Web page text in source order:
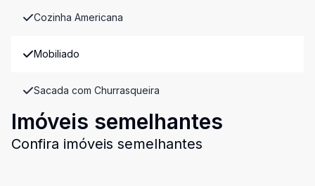
Cozinha Americana
Mobiliado
Sacada com Churrasqueira
Imóveis semelhantes
Confira imóveis semelhantes